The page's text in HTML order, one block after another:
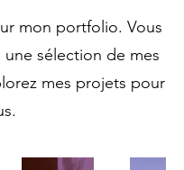
mon portfolio. Vous
une sélection de mes
mes projets pour